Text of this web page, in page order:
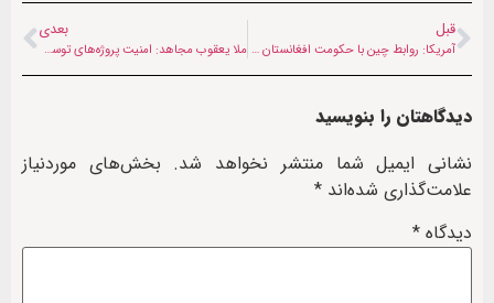
قبل
آمریکا: روابط چین با حکومت افغانستان تغییری در سیاست واشنگتن به‌وجود نمی‌آورد
بعدی
ملا یعقوب مجاهد: امنیت پروژه‌های توسعه‌ای را تضمین می‌کنیم
دیدگاهتان را بنویسید
نشانی ایمیل شما منتشر نخواهد شد. بخش‌های موردنیاز
علامت‌گذاری شده‌اند *
دیدگاه *